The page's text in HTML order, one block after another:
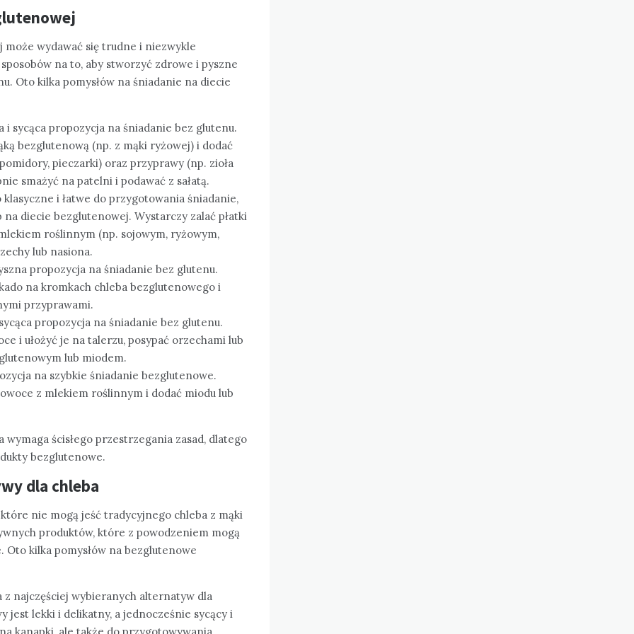
wydawać się trudne i niezwykle
na to, aby stworzyć zdrowe i pyszne
Oto kilka pomysłów na śniadanie na diecie
sycąca propozycja na śniadanie bez glutenu.
bezglutenową (np. z mąki ryżowej) i dodać
pieczarki) oraz przyprawy (np. zioła
smażyć na patelni i podawać z sałatą.
i łatwe do przygotowania śniadanie,
diecie bezglutenowej. Wystarczy zalać płatki
roślinnym (np. sojowym, ryżowym,
lub nasiona.
propozycja na śniadanie bez glutenu.
na kromkach chleba bezglutenowego i
przyprawami.
propozycja na śniadanie bez glutenu.
i ułożyć je na talerzu, posypać orzechami lub
lub miodem.
na szybkie śniadanie bezglutenowe.
z mlekiem roślinnym i dodać miodu lub
ścisłego przestrzegania zasad, dlatego
bezglutenowe.
dla chleba
nie mogą jeść tradycyjnego chleba z mąki
produktów, które z powodzeniem mogą
kilka pomysłów na bezglutenowe
najczęściej wybieranych alternatyw dla
jest lekki i delikatny, a jednocześnie sycący i